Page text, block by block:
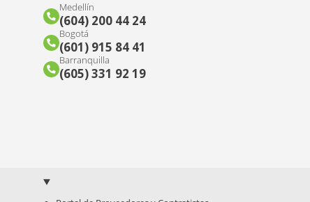
() Porteria 7 X 24 H
Porteria 7 X 12 (2) Porteria Dia
Medellín
(604) 200 44 24
Bogotá
(601) 915 84 41
Barranquilla
(605) 331 92 19